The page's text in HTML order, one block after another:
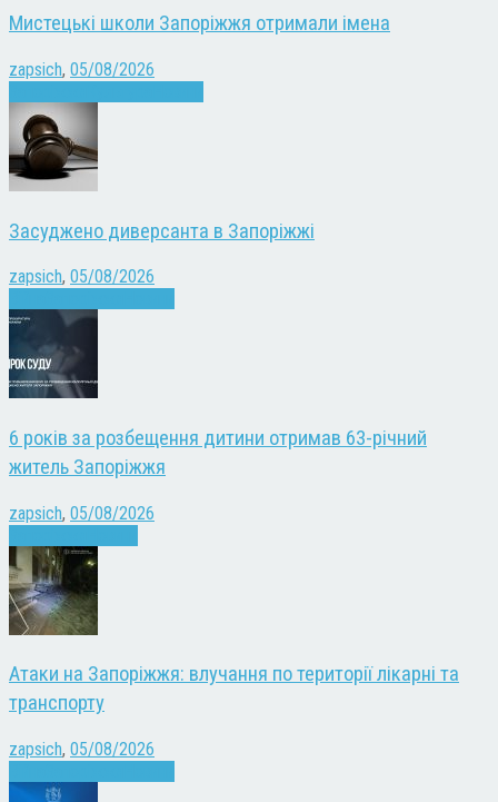
Мистецькі школи Запоріжжя отримали імена
zapsich, 05/08/2026
Засуджено диверсанта в Запоріжжі
zapsich, 05/08/2026
6 років за розбещення дитини отримав 63-річний
житель Запоріжжя
zapsich, 05/08/2026
Атаки на Запоріжжя: влучання по території лікарні та
транспорту
zapsich, 05/08/2026